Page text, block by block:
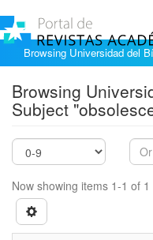
Browsing Universidad del
Browsing
Subject
Now showing items 1-1 of 1